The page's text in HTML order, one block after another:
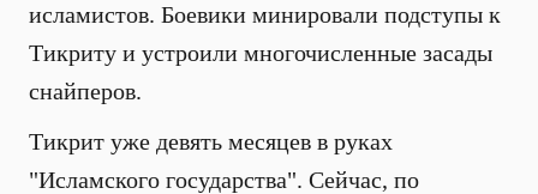
исламистов. Боевики минировали подступы к
Тикриту и устроили многочисленные засады
снайперов.
Тикрит уже девять месяцев в руках
"Исламского государства". Сейчас, по